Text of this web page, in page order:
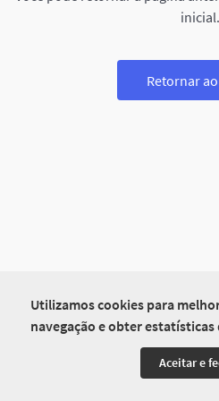
Utilizamos cookies para
navegação e obter estatísticas
Aceitar e
inicial.
Retornar